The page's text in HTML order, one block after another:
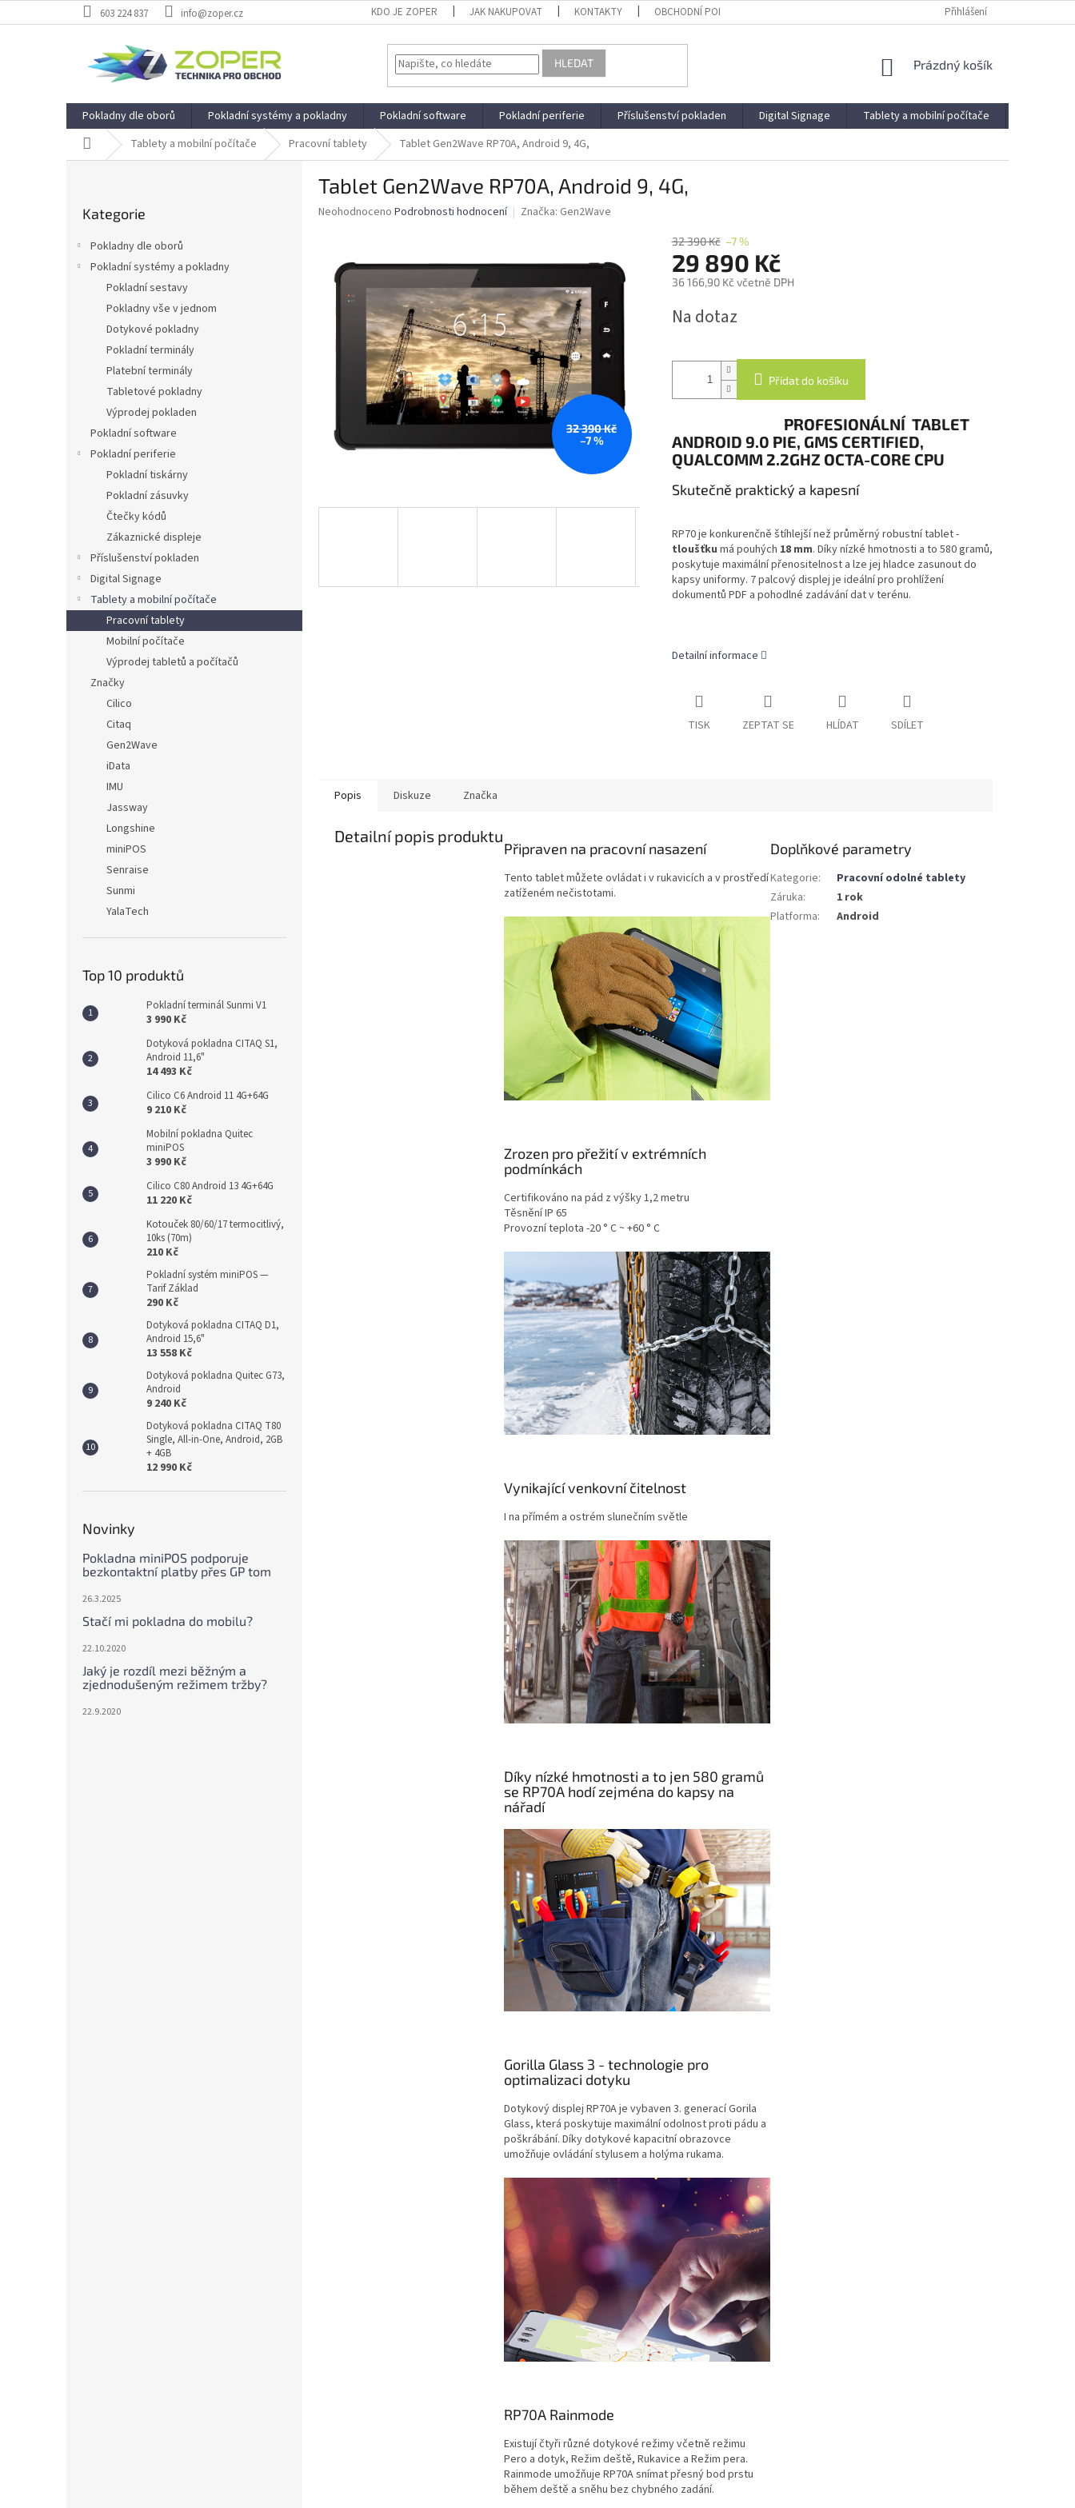
na
603 224 837 info@zoper.cz KDO JE ZOPER JAK NAKUPOVAT KONTAKTY OBCHODNÍ PODMÍNKY PODMÍNKY OCHRANY OSOBNÍCH ÚDAJŮPřihlášení
HLEDAT
NÁKUPNÍ
Prázdný košík
Pokladny dle oborů Pokladní systémy a pokladny Pokladní software Pokladní periferie Příslušenství pokladen Digital Signage Tablety a mobilní počítače
Domů Tablety a mobilní počítače Pracovní tablety Tablet Gen2Wave RP70A, Android 9, 4G,
kategorie
Kategorie
Pokladny dle oborů
Pokladní systémy a pokladny
Pokladní sestavy
Pokladny vše v jednom
Dotykové pokladny
Pokladní terminály
Platební terminály
Tabletové pokladny
Výprodej pokladen
Pokladní software
Pokladní periferie
Pokladní tiskárny
Pokladní zásuvky
Čtečky kódů
Zákaznické displeje
Příslušenství pokladen
Digital Signage
Tablety a mobilní počítače
Pracovní tablety
Mobilní počítače
Výprodej tabletů a počítačů
Značky
Cilico
Citaq
Gen2Wave
iData
IMU
Jassway
Longshine
miniPOS
Senraise
Sunmi
YalaTech
Top 10 produktů
Pokladní terminál Sunmi V1
3 990 Kč
Dotyková pokladna CITAQ S1,
Android 11,6"
14 493 Kč
Cilico C6 Android 11 4G+64G
9 210 Kč
Mobilní pokladna Quitec
miniPOS
3 990 Kč
Cilico C80 Android 13 4G+64G
11 220 Kč
Kotouček 80/60/17 termocitlivý,
10ks (70m)
210 Kč
Pokladní systém miniPOS —
Tarif Základ
290 Kč
Dotyková pokladna CITAQ D1,
Android 15,6"
13 558 Kč
Dotyková pokladna Quitec G73,
Android
9 240 Kč
Dotyková pokladna CITAQ T80
Single, All-in-One, Android, 2GB
+ 4GB
12 990 Kč
Novinky
Pokladna miniPOS podporuje
bezkontaktní platby přes GP tom
26.3.2025
Stačí mi pokladna do mobilu?
22.10.2020
Jaký je rozdíl mezi běžným a
zjednodušeným režimem tržby?
22.9.2020
Tablet Gen2Wave RP70A, Android 9, 4G,
Průměrné
hvězdiček.
Neohodnoceno Podrobnosti hodnocení Značka: Gen2Wave
32 390 Kč
–7 %
32 390 Kč –7 %
29 890 Kč
36 166,90 Kč včetně DPH
cena:
Na dotaz
Přidat do košíku
PROFESIONÁLNÍ TABLET
ANDROID 9.0 PIE, GMS CERTIFIED,
QUALCOMM 2.2GHZ OCTA-CORE CPU
Skutečně praktický a kapesní
RP70 je konkurenčně štíhlejší než průměrný robustní tablet -
tloušťku má pouhých 18 mm. Díky nízké hmotnosti a to 580 gramů,
poskytuje maximální přenositelnost a lze jej hladce zasunout do
kapsy uniformy. 7 palcový displej je ideální pro prohlížení
dokumentů PDF a pohodlné zadávání dat v terénu.
Detailní informace
TISK ZEPTAT SE HLÍDAT SDÍLET
Popis Diskuze Značka
Detailní popis produktu
Připraven na pracovní nasazení
Tento tablet můžete ovládat i v rukavicích a v prostředí
zatíženém nečistotami.
Zrozen pro přežití v extrémních
podmínkách
Certifikováno na pád z výšky 1,2 metru
Těsnění IP 65
Provozní teplota -20 ° C ~ +60 ° C
Vynikající venkovní čitelnost
I na přímém a ostrém slunečním světle
Díky nízké hmotnosti a to jen 580 gramů
se RP70A hodí zejména do kapsy na
nářadí
Gorilla Glass 3 - technologie pro
optimalizaci dotyku
Dotykový displej RP70A je vybaven 3. generací Gorila
Glass, která poskytuje maximální odolnost proti pádu a
poškrábání. Díky dotykové kapacitní obrazovce
umožňuje ovládání stylusem a holýma rukama.
RP70A Rainmode
Existují čtyři různé dotykové režimy včetně režimu
Pero a dotyk, Režim deště, Rukavice a Režim pera.
Rainmode umožňuje RP70A snímat přesný bod prstu
během deště a sněhu bez chybného zadání.
Doplňkové parametry
Kategorie:
Pracovní odolné tablety
Záruka:
1 rok
Platforma: Android